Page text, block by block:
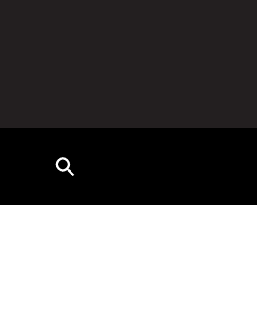
Search
for: